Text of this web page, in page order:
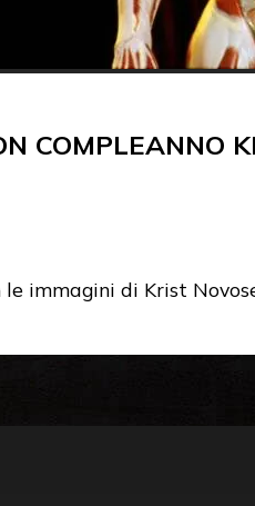
COMPLEANNO
le immagini di Krist